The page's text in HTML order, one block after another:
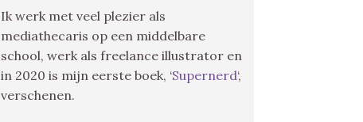
Ik werk met veel plezier als
mediathecaris op een middelbare
school, werk als freelance illustrator en
in 2020 is mijn eerste boek, ‘Supernerd‘,
verschenen.